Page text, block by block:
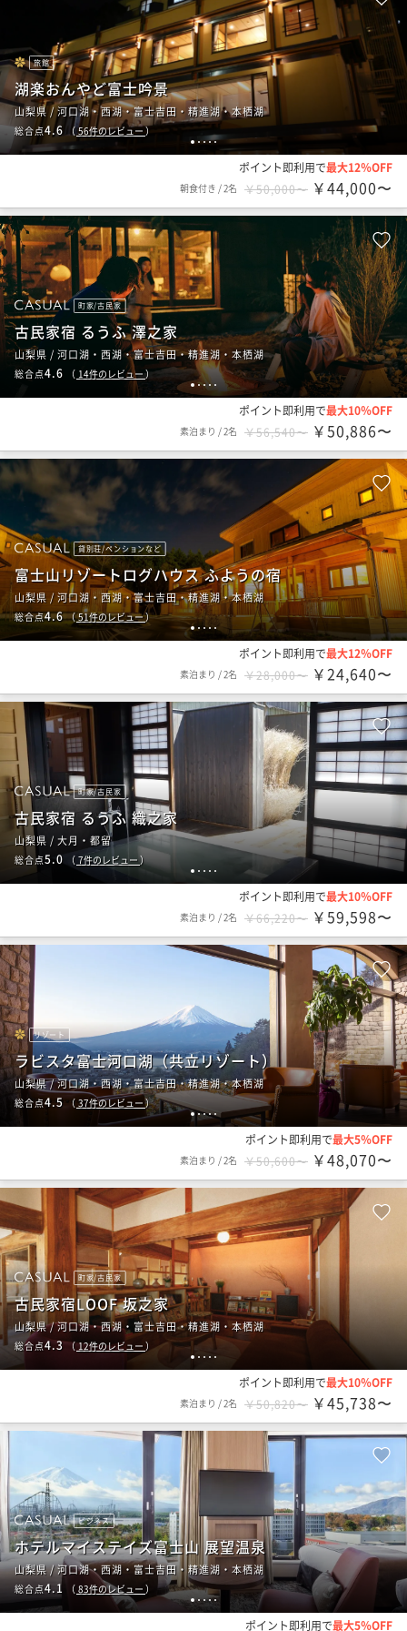
1 2345
旅館
湖楽おんやど富士吟景
山梨県 / 河口湖・西湖・富士吉田・精進湖・本栖湖
総合点4.6 （56件のレビュー）
ポイント即利用で最大12％OFF
朝食付き /2名 ￥50,000〜 ￥44,000〜
1 2345
町家/古民家
古民家宿 るうふ 澤之家
山梨県 / 河口湖・西湖・富士吉田・精進湖・本栖湖
総合点4.6 （ 14件のレビュー）
ポイント即利用で最大10％OFF
素泊まり /2名 ￥56,540〜 ￥50,886〜
1 2 345
貸別荘/ペンションなど
富士山リゾートログハウス ふようの宿
山梨県 / 河口湖・西湖・富士吉田・精進湖・本栖湖
総合点4.6（51件のレビュー）
ポイント即利用で最大12％OFF
素泊まり /2名 ￥28,000〜 ￥24,640〜
1 2 3 4 5
町家/古民家
古民家宿 るうふ 織之家
山梨県 / 大月・都留
総合点5.0 （ 7件のレビュー）
ポイント即利用で最大10％OFF
素泊まり /2名 ￥66,220〜 ￥59,598〜
12345
リゾート
ラビスタ富士河口湖（共立リゾート）
山梨県 / 河口湖・西湖・富士吉田・精進湖・本栖湖
総合点4.5 （ 37件のレビュー）
ポイント即利用で最大5％OFF
素泊まり /2名 ￥50,600〜 ￥48,070〜
1 2 3 4 5
町家/古民家
古民家宿LOOF 坂之家
山梨県 / 河口湖・西湖・富士吉田・精進湖・本栖湖
総合点4.3 （12件のレビュー ）
ポイント即利用で最大10％OFF
素泊まり /2名 ￥50,820〜 ￥45,738〜
12345
ビジネス
ホテルマイステイズ富士山 展望温泉
山梨県 / 河口湖・西湖・富士吉田・精進湖・本栖湖
総合点4.1 （ 83件のレビュー ）
ポイント即利用で最大5％OFF